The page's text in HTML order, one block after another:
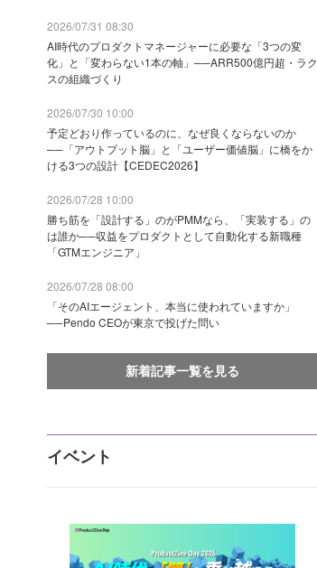
2026/07/31 08:30
AI時代のプロダクトマネージャーに必要な「3つの変
化」と「変わらない1本の軸」──ARR500億円超・ラク
スの組織づくり
2026/07/30 10:00
予定どおり作っているのに、なぜ良くならないのか
──「アウトプット脳」と「ユーザー価値脳」に橋をか
ける3つの設計【CEDEC2026】
2026/07/28 10:00
勝ち筋を「設計する」のがPMMなら、「実装する」の
は誰か──収益をプロダクトとして自動化する新職種
「GTMエンジニア」
2026/07/28 08:00
「そのAIエージェント、本当に使われていますか」
──Pendo CEOが東京で投げた問い
新着記事一覧を見る
イベント